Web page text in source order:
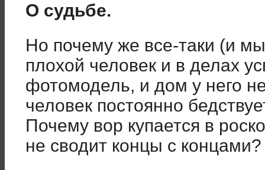
О судьбе.
Но почему же все-таки (и
плохой человек и в делах
фотомодель, и дом у него
человек постоянно
Почему вор купается в
не сводит концы с концами?